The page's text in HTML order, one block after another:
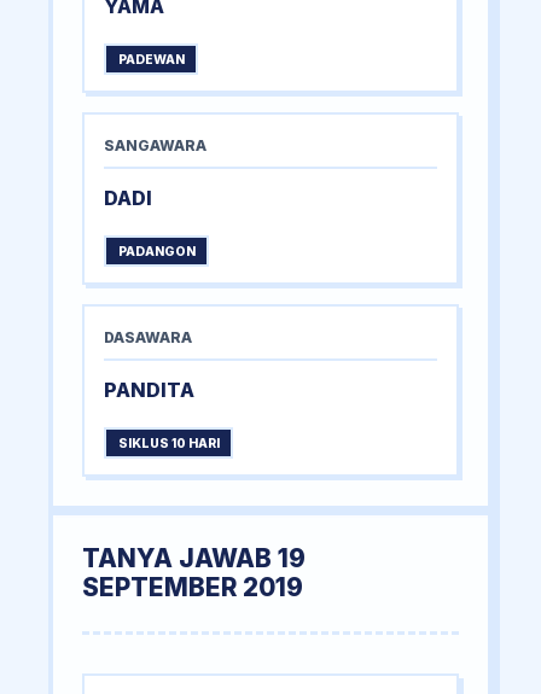
YAMA
PADEWAN
SANGAWARA
DADI
PADANGON
DASAWARA
PANDITA
SIKLUS 10 HARI
TANYA JAWAB 19
SEPTEMBER 2019